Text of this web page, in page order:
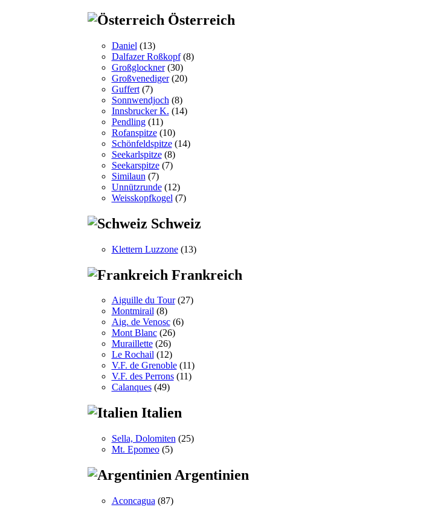
Österreich
Daniel (13)
Dalfazer Roßkopf(8)
Großglockner(30)
Großvenediger(20)
Guffert(7)
Sonnwendjoch (8)
Innsbrucker K. (14)
Pendling(11)
Rofanspitze(10)
Schönfeldspitze(14)
Seekarlspitze(8)
Seekarspitze(7)
Similaun (7)
Unnützrunde(12)
Weisskopfkogel (7)
Schweiz
Klettern Luzzone(13)
Frankreich
Aiguille du Tour(27)
Montmirail(8)
Aig. de Venosc(6)
Mont Blanc(26)
Muraillette(26)
Le Rochail(12)
V.F. de Grenoble(11)
V.F. des Perrons(11)
Calanques(49)
Italien
Sella, Dolomiten (25)
Mt. Epomeo(5)
Argentinien
Aconcagua (87)